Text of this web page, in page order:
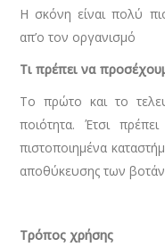
Η σκόνη είναι πολύ
απ’ο τον οργανισμό
Τι πρέπει να
Το πρώτο και το
ποιότητα. Έτσι
πιστοποιημένα
αποθύκευσης των
Τρόπος χρήσης